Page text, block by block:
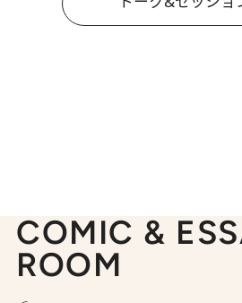
COMIC &
ROOM